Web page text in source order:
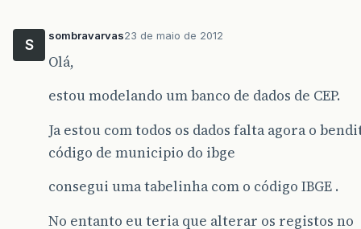
S
sombravarvas23 de maio de 2012
Olá,
estou modelando um banco de dados de CEP.
Ja estou com todos os dados falta agora o
código de municipio do ibge
consegui uma tabelinha com o código IBGE .
No entanto eu teria que alterar os registos no